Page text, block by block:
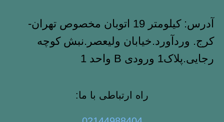
آدرس: کیلومتر 19 اتوبان مخصوص تهران-
کرج. وردآورد.خیابان ولیعصر.نبش کوچه
رجایی.پلاک1 ورودی B واحد 1
راه ارتباطی با ما: